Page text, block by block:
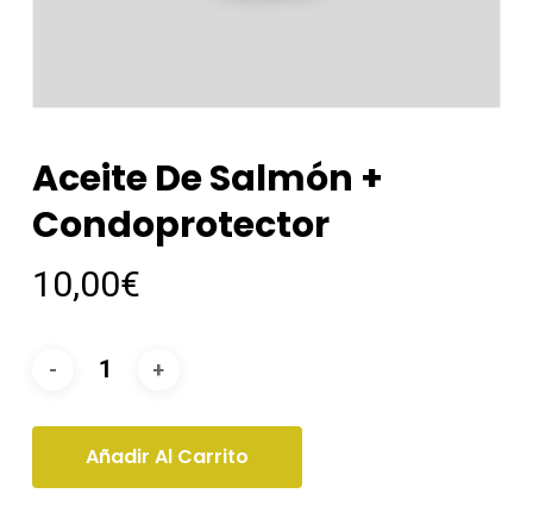
Aceite De Salmón +
Condoprotector
10,00€
Añadir Al Carrito